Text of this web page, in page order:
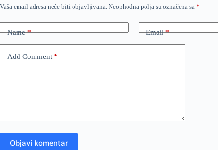
Vaša email adresa neće biti objavljivana. Neophodna polja su označena sa *
Name* Email*
Add Comment *
Objavi komentar